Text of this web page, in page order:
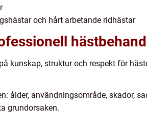
och hårt arbetande ridhästar
kunskap, struktur och respekt för
ålder, användningsområde, skador,
grundorsaken.